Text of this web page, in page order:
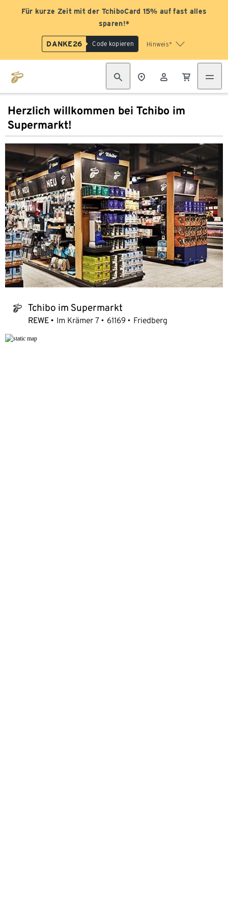
Für kurze Zeit mit der TchiboCard 15% auf fast alles
sparen!*
DANKE26 Code kopieren Hinweis*
Herzlich willkommen bei Tchibo im
Supermarkt!
tchibo_logo Tchibo im Supermarkt
REWE Im Krämer 7 61169 Friedberg